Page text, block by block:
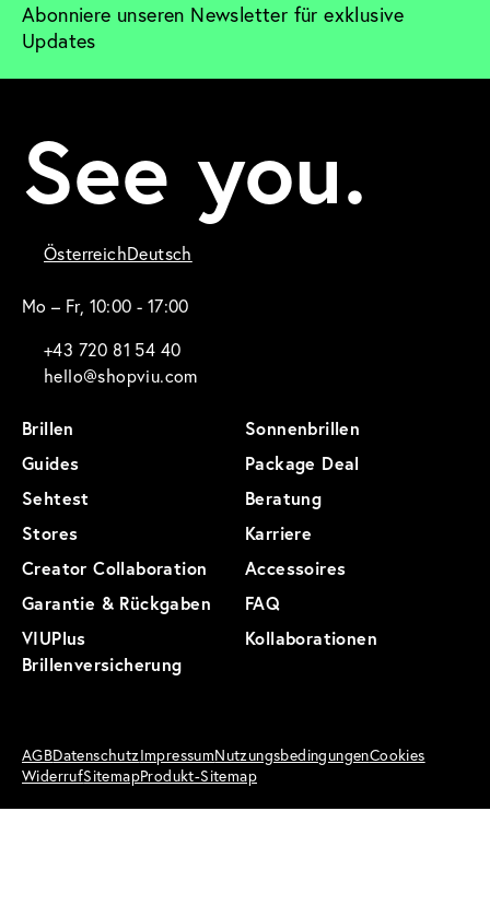
Abonniere unseren Newsletter für exklusive
Updates
See you.
ÖsterreichDeutsch
Mo – Fr, 10:00 - 17:00
+43 720 81 54 40
hello@shopviu.com
Brillen
Sonnenbrillen
Guides
Package Deal
Sehtest
Beratung
Stores
Karriere
Creator Collaboration
Accessoires
Garantie & Rückgaben
FAQ
VIUPlus
Brillenversicherung
Kollaborationen
AGBDatenschutzImpressumNutzungsbedingungenCookies
WiderrufSitemapProdukt-Sitemap